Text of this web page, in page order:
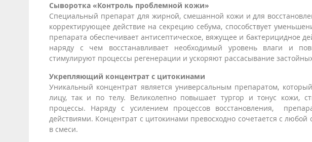
Сыворотка «Контроль проблемной кожи»
Специальный препарат для жирной, смешанной кожи и для
корректирующее действие на секрецию себума, способствует
препарата обеспечивает антисептическое, вяжущее и бактерицидное
наряду с чем восстанавливает необходимый уровень влаги и
стимулируют процессы регенерации и ускоряют рассасывание
Укрепляющий концентрат с цитокинами
Уникальный концентрат является универсальным препаратом,
лицу, так и по телу. Великолепно повышает тургор и тонус кожи,
процессы. Наряду с усилением процессов восстановления,
действиями. Концентрат с цитокинами превосходно сочетается с любой
в смеси.